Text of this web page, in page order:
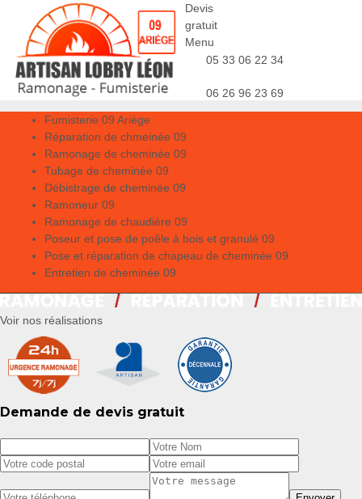
Devis
gratuit
Menu
05 33 06 22 34
06 26 96 23 69
Fumisterie 09 Ariège
Réparation de chmeinée 09
Ramonage de cheminée 09
Tubage de cheminée 09
Débistrage de cheminée 09
Ramoneur 09
Ramonage de chaudière 09
Poseur et pose de poêle à bois et granulé 09
Pose et réparation de chapeau de cheminée 09
Entretien de cheminée 09
Voir nos réalisations
Demande de devis gratuit